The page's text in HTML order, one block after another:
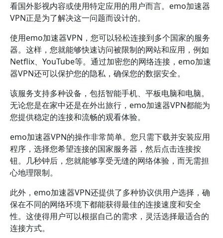
看国外影视内容或使用特定应用的用户而言。emo加速器
VPN正是为了解决这一问题而设计的。
使用emo加速器VPN，您可以轻松连接到多个国家的服务
器。这样，您就能够快速访问被限制的网站和应用，例如
Netflix、YouTube等。通过加密您的网络连接，emo加速
器VPN还可以保护您的隐私，确保您的数据安全。
该服务支持多种设备，包括智能手机、平板电脑和电脑。
无论您是在家中还是在外出旅行，emo加速器VPN都能为
您提供稳定的连接和流畅的观看体验。
emo加速器VPN的操作非常简单。您只需下载并安装应用
程序，选择您希望连接的国家服务器，然后点击连接按
钮。几秒钟后，您就能够享受无缝的网络体验，而无需担
心地理限制。
此外，emo加速器VPN还提供了多种协议供用户选择，确
保在不同的网络环境下都能获得最佳的连接速度和安全
性。这使得用户可以根据自己的需求，灵活选择最适合的
连接方式。